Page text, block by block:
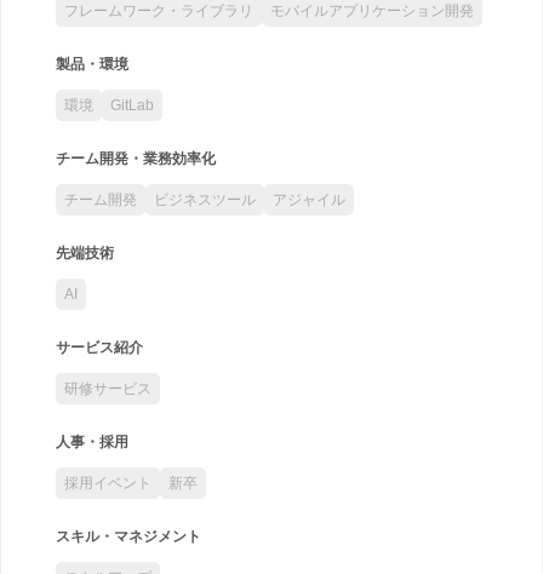
フレームワーク・ライブラリ
モバイルアプリケーション開発
製品・環境
環境 GitLab
チーム開発・業務効率化
チーム開発 ビジネスツール アジャイル
先端技術
AI
サービス紹介
研修サービス
人事・採用
採用イベント 新卒
スキル・マネジメント